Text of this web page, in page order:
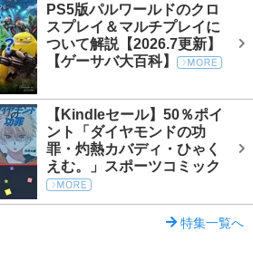
PS5版パルワールドのクロ
スプレイ＆マルチプレイに
ついて解説【2026.7更新】
【ゲーサバ大百科】
【Kindleセール】50％ポイ
ント「ダイヤモンドの功
罪・灼熱カバディ・ひゃく
えむ。」スポーツコミック
特集一覧へ